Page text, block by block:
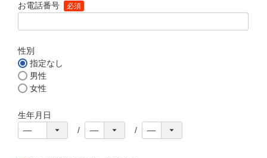
お電話番号
(必須)
性別
指定なし
男性
女性
生年月日